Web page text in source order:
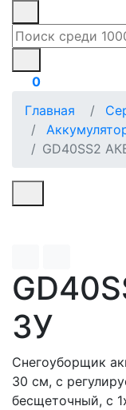
0
Главная
GD40SS2
ЗУ
Снегоуборщик
30 см, с
бесщеточный, с